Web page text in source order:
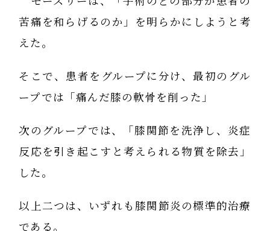
苦痛を和らげるのか」を明らかにしようと考
えた。
そこで、患者をグループに分け、最初のグル
ープでは「痛んだ膝の軟骨を削った」
次のグループでは、「膝関節を洗浄し、炎症
反応を引き起こすと考えられる物質を除去」
した。
以上二つは、いずれも膝関節炎の標準的治療
である。